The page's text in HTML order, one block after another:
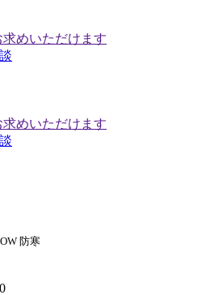
めいただけます
めいただけます
防寒